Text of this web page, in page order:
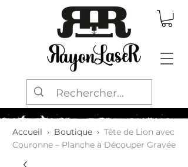
Accueil › Boutique › Tête de Lion avec
Couronne – Planche à Découper Gravée